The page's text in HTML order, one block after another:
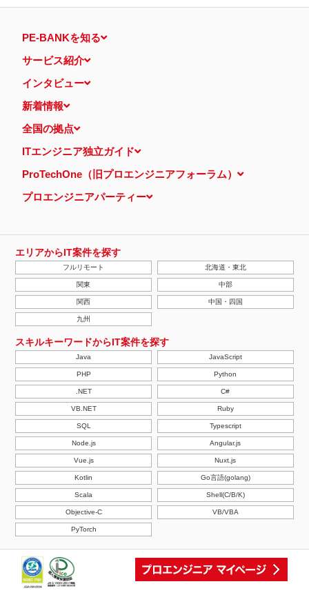
PE-BANKを知る
サービス紹介
インタビュー
新着情報
全国の拠点
ITエンジニア独立ガイド
ProTechOne（旧プロエンジニアフォーラム）
プロエンジニアパーティー
エリアからIT案件を探す
フルリモート 北海道・東北
関東 中部
関西 中国・四国
九州
スキルキーワードからIT案件を探す
Java JavaScript
PHP Python
.NET C#
VB.NET Ruby
SQL Typescript
Node.js Angular.js
Vue.js Nuxt.js
Kotlin Go言語(golang)
Scala Shell(C/B/K)
Objective-C VB/VBA
PyTorch